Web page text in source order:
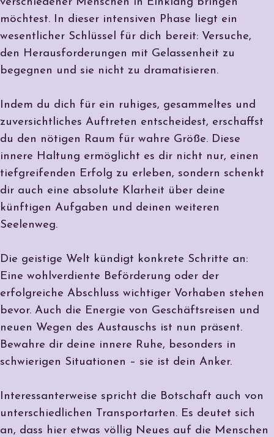
möchtest. In dieser intensiven Phase liegt ein
wesentlicher Schlüssel für dich bereit: Versuche,
den Herausforderungen mit Gelassenheit zu
begegnen und sie nicht zu dramatisieren.
Indem du dich für ein ruhiges, gesammeltes und
zuversichtliches Auftreten entscheidest, erschaffst
du den nötigen Raum für wahre Größe. Diese
innere Haltung ermöglicht es dir nicht nur, einen
tiefgreifenden Erfolg zu erleben, sondern schenkt
dir auch eine absolute Klarheit über deine
künftigen Aufgaben und deinen weiteren
Seelenweg.
Die geistige Welt kündigt konkrete Schritte an:
Eine wohlverdiente Beförderung oder der
erfolgreiche Abschluss wichtiger Vorhaben stehen
bevor. Auch die Energie von Geschäftsreisen und
neuen Wegen des Austauschs ist nun präsent.
Bewahre dir deine innere Ruhe, besonders in
schwierigen Situationen – sie ist dein Anker.
Interessanterweise spricht die Botschaft auch von
unterschiedlichen Transportarten. Es deutet sich
an, dass hier etwas völlig Neues auf die Menschen